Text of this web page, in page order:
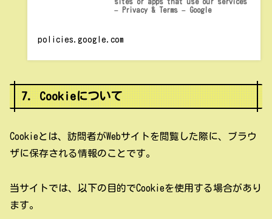
– Privacy & Terms – Google
policies.google.com
7. Cookieについて
Cookieとは、訪問者がWebサイトを閲覧した際に、ブラウ
ザに保存される情報のことです。
当サイトでは、以下の目的でCookieを使用する場合があり
ます。